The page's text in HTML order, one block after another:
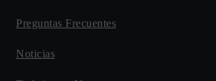
Preguntas Frecuentes
Noticias